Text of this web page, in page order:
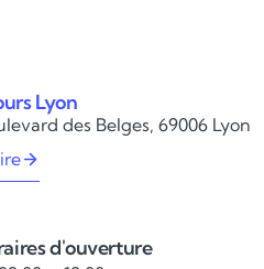
Lyon
des Belges, 69006 Lyon
d'ouverture